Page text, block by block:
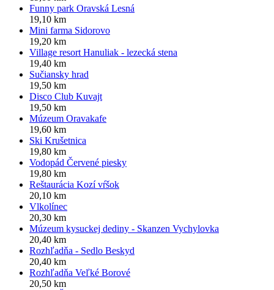
Funny park Oravská Lesná
19,10 km
Mini farma Sidorovo
19,20 km
Village resort Hanuliak - lezecká stena
19,40 km
Sučiansky hrad
19,50 km
Disco Club Kuvajt
19,50 km
Múzeum Oravakafe
19,60 km
Ski Krušetnica
19,80 km
Vodopád Červené piesky
19,80 km
Reštaurácia Kozí vŕšok
20,10 km
Vlkolínec
20,30 km
Múzeum kysuckej dediny - Skanzen Vychylovka
20,40 km
Rozhľadňa - Sedlo Beskyd
20,40 km
Rozhľadňa Veľké Borové
20,50 km